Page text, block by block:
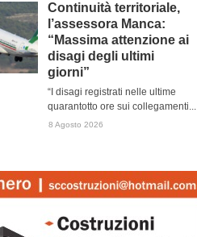
Continuità territoriale,
l’assessora Manca:
“Massima attenzione ai
disagi degli ultimi
giorni”
“I disagi registrati nelle ultime
quarantotto ore sui collegamenti...
8 Agosto 2026